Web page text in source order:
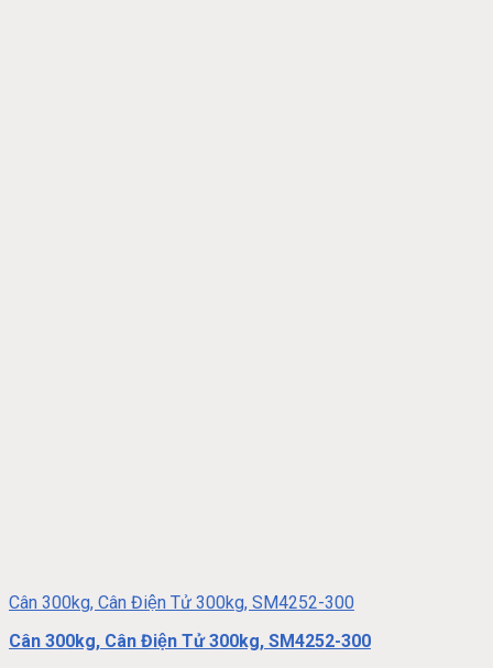
Cân 300kg, Cân Điện Tử 300kg, SM4252-300
Cân 300kg, Cân Điện Tử 300kg, SM4252-300